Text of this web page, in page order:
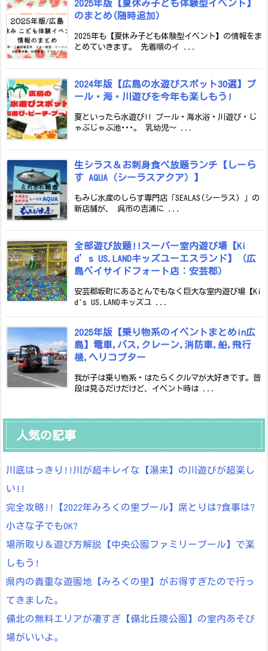
2025年版【夏休み子ども体験型イベント】
のまとめ(随時追加)
2025年も【夏休み子ども体験型イベント】の情報をま
とめていきます。 先着順のイ ...
2024年版【広島の水遊びスポット30選】プ
ール・海・川遊びを今年も楽しもう!
夏といったら水遊び!! プール・海水浴・川遊び・じ
ゃぶじゃぶ池･･･。 乳幼児～ ...
生シラス＆お刺身食べ放題ランチ【しーら
す AQUA（シーラスアクア）】
もみじ水産のしらす専門店「SEALAS(シーラス) 」の
新店舗が、 呉市の吉浦に ...
全部遊び放題!!スーパー室内遊び場【Ki
d’s US.LANDキッズユーエスランド】（広
島ベイサイドフォート店：安芸郡）
安芸郡坂町にあるとんでもなく巨大な室内遊び場【Ki
d's US.LANDキッズユ ...
2025年版【乗り物系のイベントまとめin広
島】電車,バス,クレーン,消防車,船,飛行
機,ヘリコプター
我が子は乗り物系・はたらくクルマが大好きです。普
段は見るだけだけど、イベント時は ...
人気の記事
川底はっきり!!川が超キレイな【湯来】の川遊びが超楽し
い!!
完全攻略!!【2022年みろくの里プール】席とりは?食事は?
小さな子でもOK?
場所取り＆遊び方解説【中央公園ファミリープール】で楽
しもう!
県内の貴重な遊園地【みろくの里】がお得すぎたので行っ
てきました。
備北の無料エリアが凄すぎ【備北丘陵公園】の室内あそび
場がいいよ。